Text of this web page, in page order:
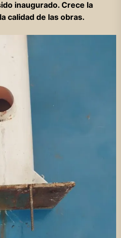
inaugurado. Crece la
calidad de las obras.